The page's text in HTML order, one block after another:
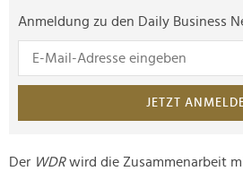
Anmeldung zu den Daily Business
JETZT
Der WDRwird die Zusammenarbeit